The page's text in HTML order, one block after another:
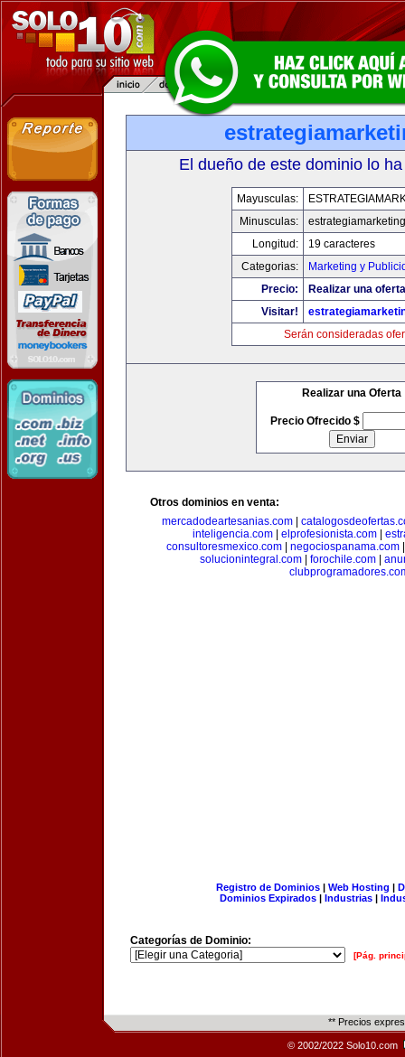
El dueño de este dominio lo
Mayusculas:
Minusculas:
Longitud:
19 caracteres
Categorias:
Marketing y
Precio:
Realizar una
Visitar!
Serán consideradas
Realizar una Oferta
Precio Ofrecido $
Otros dominios en venta:
mercadodeartesanias.com
inteligencia.com| elprofesionista.com|
consultoresmexico.com| negociospanama.com
solucionintegral.com| forochile.com|
Registro de Dominios| Web Hosting |
Dominios Expirados | Industrias |
Categorías de Dominio:
[Pág.
** Precios
© 2002/2022 Solo10.com